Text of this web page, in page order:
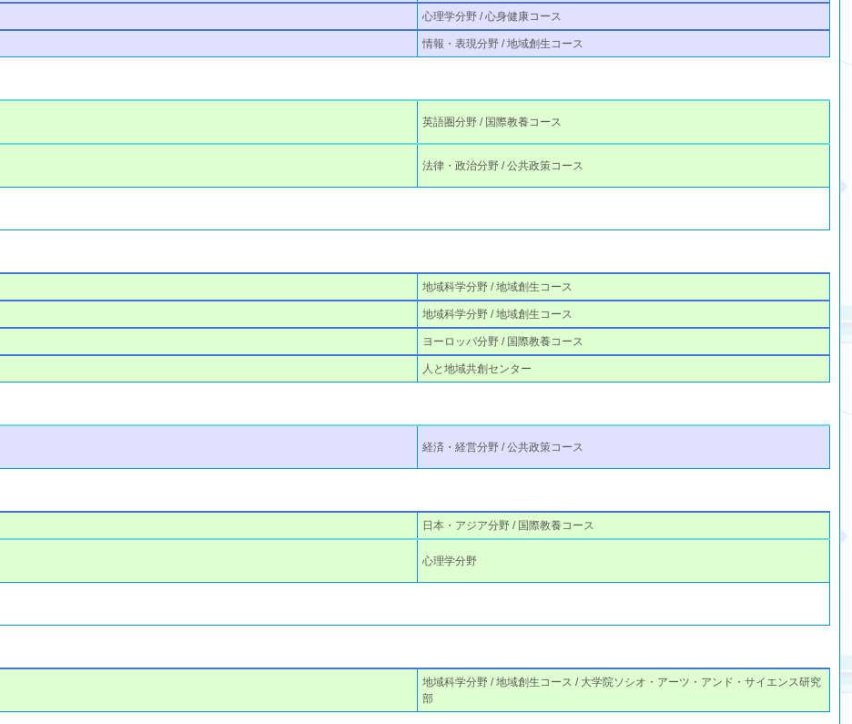
心理学分野 / 心身健康コース
情報・表現分野 / 地域創生コース
英語圏分野 / 国際教養コース
法律・政治分野 / 公共政策コース
地域科学分野 / 地域創生コース
地域科学分野 / 地域創生コース
ヨーロッパ分野 / 国際教養コース
人と地域共創センター
経済・経営分野 / 公共政策コース
日本・アジア分野 / 国際教養コース
心理学分野
地域科学分野 / 地域創生コース / 大学院ソシオ・アーツ・アンド・サイエンス研究
部